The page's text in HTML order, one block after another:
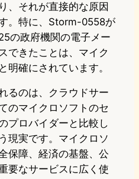
、それが直接的な原因
。特に、Storm-0558が
の政府機関の電子メー
できたことは、マイク
明確にされています。
るのは、クラウドサー
のマイクロソフトのセ
プロバイダーと比較し
現実です。マイクロソ
保障、経済の基盤、公
要なサービスに広く使